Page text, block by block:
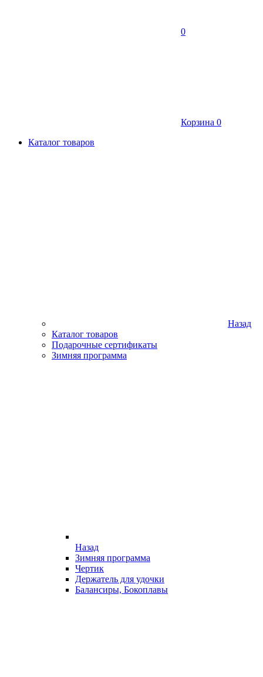
0
Корзина 0
Каталог товаров
Назад
Каталог товаров
Подарочные сертификаты
Зимняя программа
Назад
Зимняя программа
Чертик
Держатель для удочки
Балансиры, Бокоплавы